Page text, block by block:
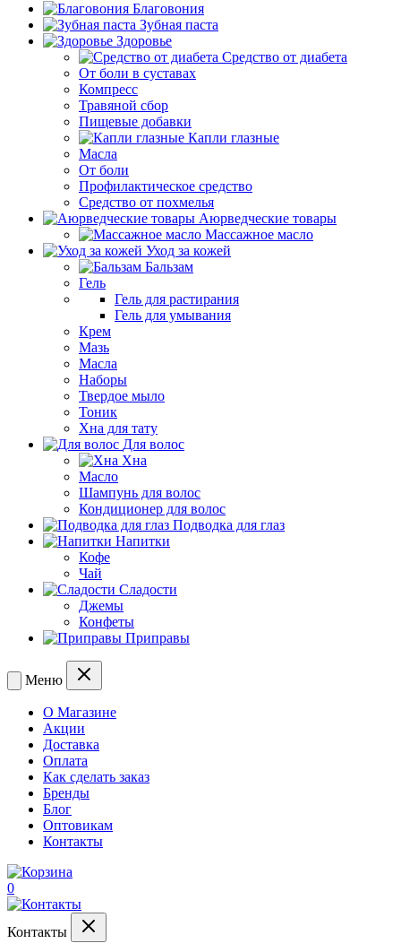
Благовония
Зубная паста
Здоровье
Средство от диабета
От боли в суставах
Компресс
Травяной сбор
Пищевые добавки
Капли глазные
Масла
От боли
Профилактическое средство
Средство от похмелья
Аюрведческие товары
Массажное масло
Уход за кожей
Бальзам
Гель
Гель для растирания
Гель для умывания
Крем
Мазь
Масла
Наборы
Твердое мыло
Тоник
Хна для тату
Для волос
Хна
Масло
Шампунь для волос
Кондиционер для волос
Подводка для глаз
Напитки
Кофе
Чай
Сладости
Джемы
Конфеты
Приправы
Меню
О Магазине
Акции
Доставка
Оплата
Как сделать заказ
Бренды
Блог
Оптовикам
Контакты
0
Контакты